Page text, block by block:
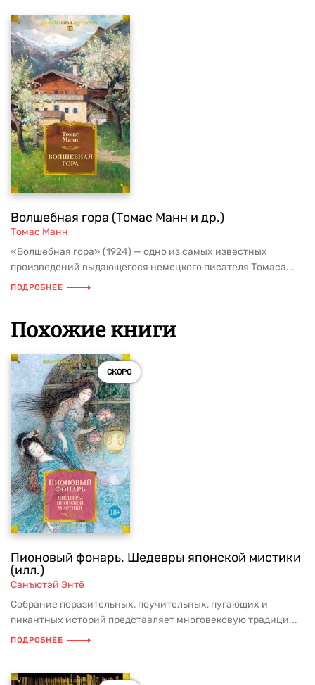
Волшебная гора (Томас Манн и др.)
Томас Манн
«Волшебная гора» (1924) — одно из самых известных
произведений выдающегося немецкого писателя Томаса...
ПОДРОБНЕЕ
Похожие книги
СКОРО
Пионовый фонарь. Шедевры японской мистики
(илл.)
Санъютэй Энтё
Собрание поразительных, поучительных, пугающих и
пикантных историй представляет многовековую традици...
ПОДРОБНЕЕ